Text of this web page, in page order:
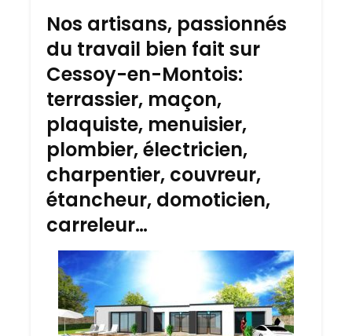
Nos artisans, passionnés
du travail bien fait sur
Cessoy-en-Montois:
terrassier, maçon,
plaquiste, menuisier,
plombier, électricien,
charpentier, couvreur,
étancheur, domoticien,
carreleur…